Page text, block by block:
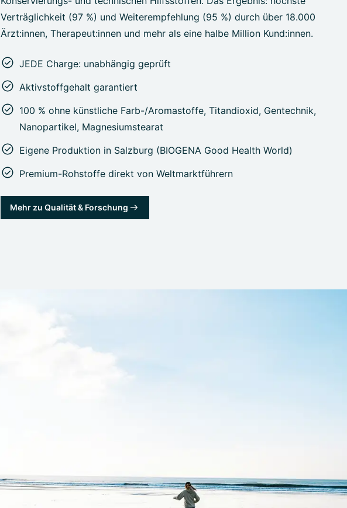
Verträglichkeit (97 %) und Weiterempfehlung (95 %) durch über 18.000
Ärzt:innen, Therapeut:innen und mehr als eine halbe Million Kund:innen.
JEDE Charge: unabhängig geprüft
Aktivstoffgehalt garantiert
100 % ohne künstliche Farb-/Aromastoffe, Titandioxid, Gentechnik,
Nanopartikel, Magnesiumstearat
Eigene Produktion in Salzburg (BIOGENA Good Health World)
Premium-Rohstoffe direkt von Weltmarktführern
Mehr zu Qualität & Forschung